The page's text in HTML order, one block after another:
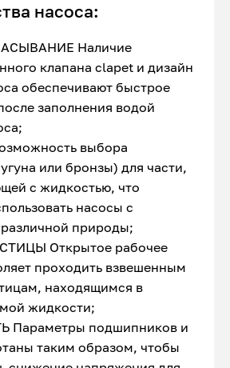
насоса:
Наличие
клапана clapet и дизайн
обеспечивают быстрое
заполнения водой
выбора
или бронзы) для части,
с жидкостью, что
насосы с
природы;
Открытое рабочее
проходить взвешенным
находящимся в
жидкости;
Параметры подшипников и
таким образом, чтобы